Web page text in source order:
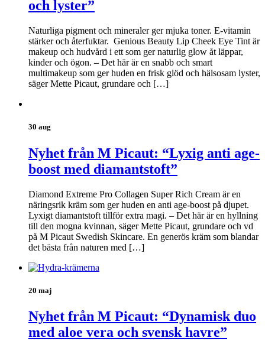
och lyster”
Naturliga pigment och mineraler ger mjuka toner. E-vitamin
stärker och återfuktar. Genious Beauty Lip Cheek Eye Tint är
makeup och hudvård i ett som ger naturlig glow åt läppar,
kinder och ögon. – Det här är en snabb och smart
multimakeup som ger huden en frisk glöd och hälsosam lyster,
säger Mette Picaut, grundare och […]
30 aug
Nyhet från M Picaut: “Lyxig anti age-
boost med diamantstoft”
Diamond Extreme Pro Collagen Super Rich Cream är en
näringsrik kräm som ger huden en anti age-boost på djupet.
Lyxigt diamantstoft tillför extra magi. – Det här är en hyllning
till den mogna kvinnan, säger Mette Picaut, grundare och vd
på M Picaut Swedish Skincare. En generös kräm som blandar
det bästa från naturen med […]
20 maj
Nyhet från M Picaut: “Dynamisk duo
med aloe vera och svensk havre”